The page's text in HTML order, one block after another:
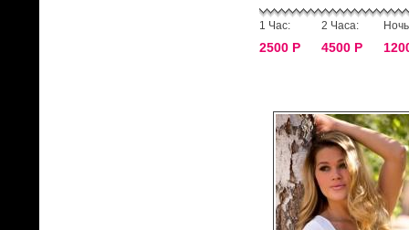
1 Час:
2500 Р
2 Часа:
4500 Р